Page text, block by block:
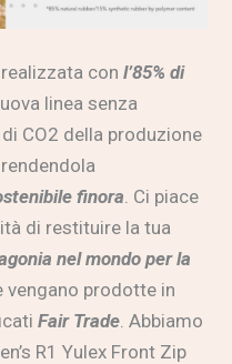
realizzata conl’85% di
linea senza
CO2 della produzione
finora . Ci piace
di restituire la tua
nel mondo per la
vengano prodotte in
Fair Trade . Abbiamo
R1 Yulex Front Zip